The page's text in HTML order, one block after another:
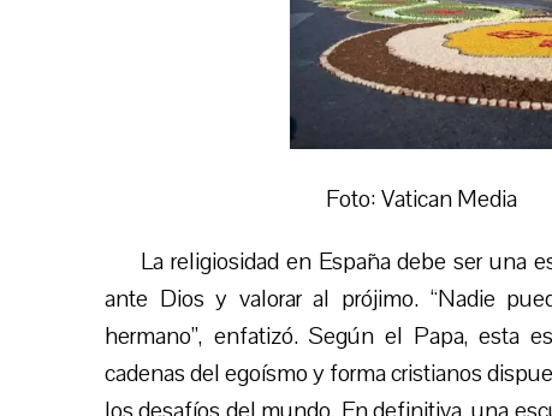
Foto: Vatican Media
La religiosidad en España debe ser una
ante Dios y valorar al prójimo. “Nadie
hermano”, enfatizó. Según el Papa, esta
cadenas del egoísmo y forma cristianos